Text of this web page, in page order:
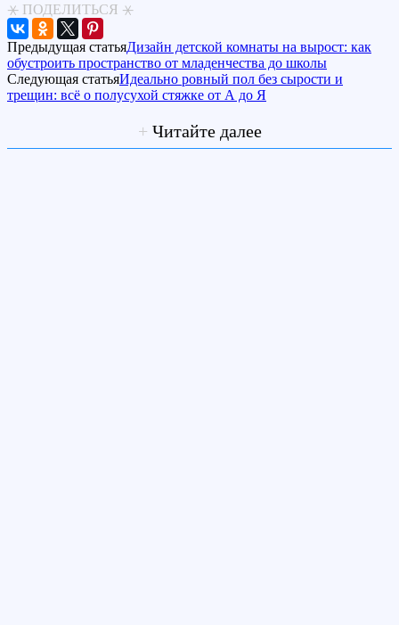
⚹ ПОДЕЛИТЬСЯ ⚹
Предыдущая статьяДизайн детской комнаты на вырост: как
обустроить пространство от младенчества до школы
Следующая статьяИдеально ровный пол без сырости и
трещин: всё о полусухой стяжке от А до Я
+ Читайте далее